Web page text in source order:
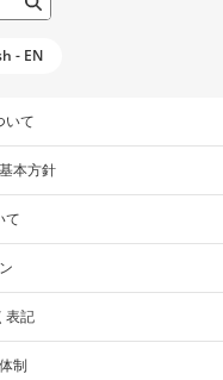
- EN
いて
本方針
て
表記
制